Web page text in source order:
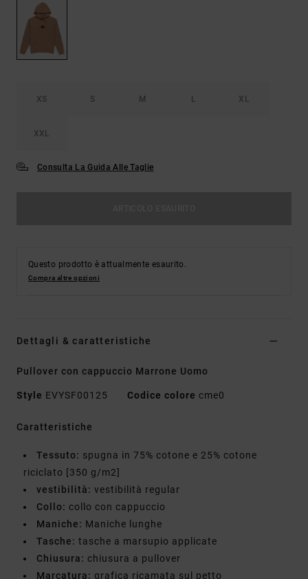
XS S M L XL
XXL
Consulta La Guida Alle Taglie
Questo prodotto è attualmente esaurito.
Compra altre opzioni
Dettagli & caratteristiche
Pullover con cappuccio Marrone Uomo
Style EVYSF00125 Codice colore cme0
Caratteristiche
Tessuto: spugna in 75% cotone e 25% cotone
riciclato [350 g/m2]
vestibilità: vestibilità regular
Collo: collo con cappuccio
Maniche: Maniche lunghe
Tasche: tasche a marsupio applicate
Chiusura: chiusura a pullover
Marcatura: grafica ricamata sul petto